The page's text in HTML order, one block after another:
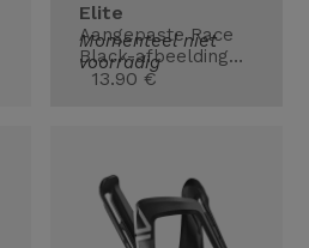
Elite
Aangepaste Race
Black-afbeelding
rood
13.90 €
Momenteel niet
voorradig